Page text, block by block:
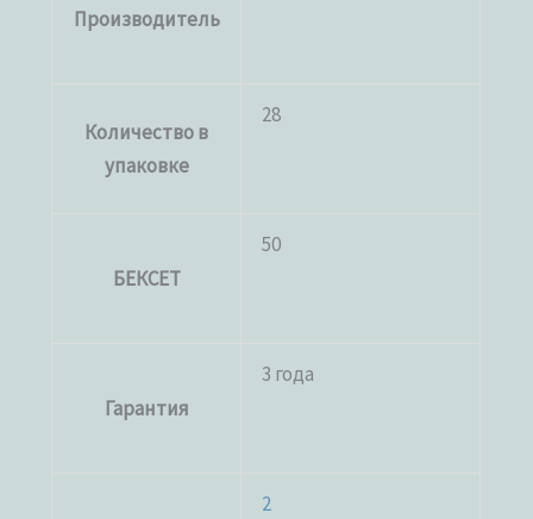
Производитель
Количество в
упаковке
28
БЕКСЕТ
50
Гарантия
3 года
2